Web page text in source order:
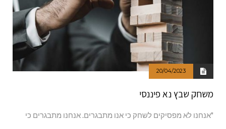
20/04/2023
משחק שבץ נא פיננסי
"אנחנו לא מפסיקים לשחק כי אנו מתבגרים. אנחנו מתבגרים כי